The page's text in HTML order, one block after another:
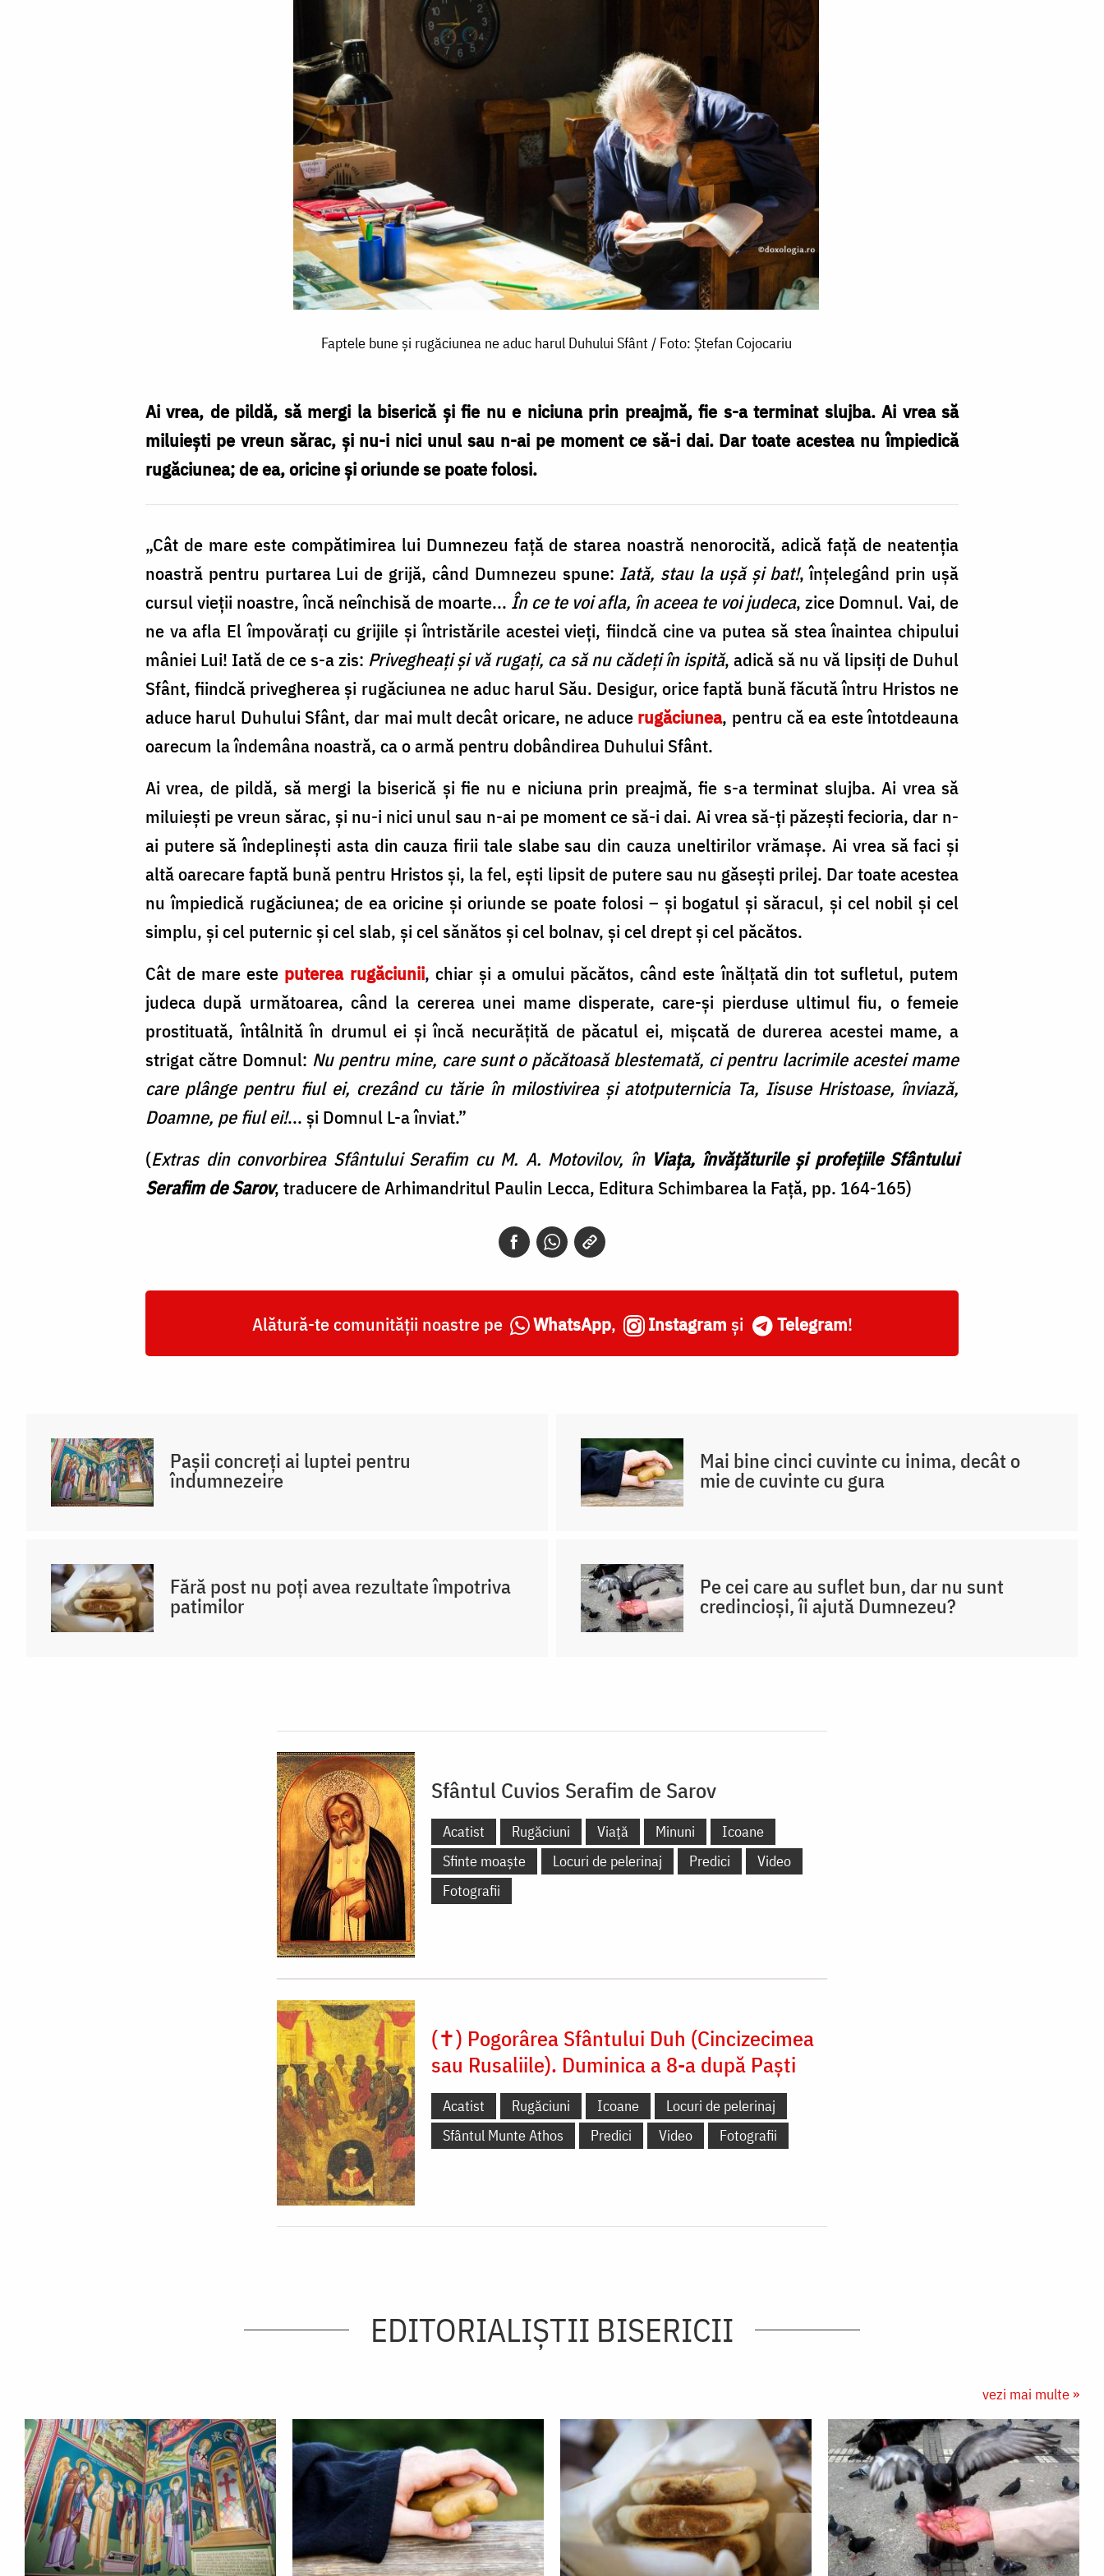
Faptele bune și rugăciunea ne aduc harul Duhului Sfânt / Foto: Ștefan Cojocariu
Ai vrea, de pildă, să mergi la biserică și fie nu e niciuna prin preajmă, fie s-a terminat slujba. Ai vrea să
miluiești pe vreun sărac, și nu-i nici unul sau n-ai pe moment ce să-i dai. Dar toate acestea nu împiedică
rugăciunea; de ea, oricine și oriunde se poate folosi.
„Cât de mare este compătimirea lui Dumnezeu față de starea noastră nenorocită, adică față de neatenția
noastră pentru purtarea Lui de grijă, când Dumnezeu spune: Iată, stau la ușă și bat!, înțelegând prin ușă
cursul vieții noastre, încă neînchisă de moarte... În ce te voi afla, în aceea te voi judeca, zice Domnul. Vai, de
ne va afla El împovărați cu grijile și întristările acestei vieți, fiindcă cine va putea să stea înaintea chipului
mâniei Lui! Iată de ce s-a zis: Privegheați și vă rugați, ca să nu cădeți în ispită, adică să nu vă lipsiți de Duhul
Sfânt, fiindcă privegherea și rugăciunea ne aduc harul Său. Desigur, orice faptă bună făcută întru Hristos ne
aduce harul Duhului Sfânt, dar mai mult decât oricare, ne aduce rugăciunea, pentru că ea este întotdeauna
oarecum la îndemâna noastră, ca o armă pentru dobândirea Duhului Sfânt.
Ai vrea, de pildă, să mergi la biserică și fie nu e niciuna prin preajmă, fie s-a terminat slujba. Ai vrea să
miluiești pe vreun sărac, și nu-i nici unul sau n-ai pe moment ce să-i dai. Ai vrea să-ți păzești fecioria, dar n-
ai putere să îndeplinești asta din cauza firii tale slabe sau din cauza uneltirilor vrămașe. Ai vrea să faci și
altă oarecare faptă bună pentru Hristos și, la fel, ești lipsit de putere sau nu găsești prilej. Dar toate acestea
nu împiedică rugăciunea; de ea oricine și oriunde se poate folosi – și bogatul și săracul, și cel nobil și cel
simplu, și cel puternic și cel slab, și cel sănătos și cel bolnav, și cel drept și cel păcătos.
Cât de mare este puterea rugăciunii, chiar și a omului păcătos, când este înălțată din tot sufletul, putem
judeca după următoarea, când la cererea unei mame disperate, care-și pierduse ultimul fiu, o femeie
prostituată, întâlnită în drumul ei și încă necurățită de păcatul ei, mișcată de durerea acestei mame, a
strigat către Domnul: Nu pentru mine, care sunt o păcătoasă blestemată, ci pentru lacrimile acestei mame
care plânge pentru fiul ei, crezând cu tărie în milostivirea și atotputernicia Ta, Iisuse Hristoase, înviază,
Doamne, pe fiul ei!... și Domnul L-a înviat.”
(Extras din convorbirea Sfântului Serafim cu M. A. Motovilov, înViața, învățăturile și profețiile Sfântului
Serafim de Sarov, traducere de Arhimandritul Paulin Lecca, Editura Schimbarea la Față, pp. 164-165)
Alătură-te comunității noastre pe WhatsApp, Instagram și Telegram!
Pașii concreți ai luptei pentru
îndumnezeire
Mai bine cinci cuvinte cu inima, decât o
mie de cuvinte cu gura
Fără post nu poți avea rezultate împotriva
patimilor
Pe cei care au suflet bun, dar nu sunt
credincioși, îi ajută Dumnezeu?
Sfântul Cuvios Serafim de Sarov
Acatist Rugăciuni Viață Minuni
Icoane
Sfinte moaște
Locuri de pelerinaj Predici
Video
Fotografii
(✝) Pogorârea Sfântului Duh (Cincizecimea
sau Rusaliile). Duminica a 8-a după Paști
Acatist Rugăciuni Icoane
Locuri de pelerinaj
Sfântul Munte Athos
Predici Video Fotografii
EDITORIALIȘTII BISERICII
vezi mai multe »